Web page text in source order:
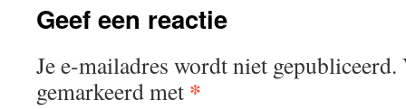
Geef een reactie
Je e-mailadres wordt niet gepubliceerd.
gemarkeerd met *